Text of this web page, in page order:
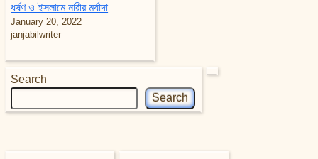
ধর্ষণ ও ইসলামে নারীর মর্যাদা
January 20, 2022
janjabilwriter
Search
Search